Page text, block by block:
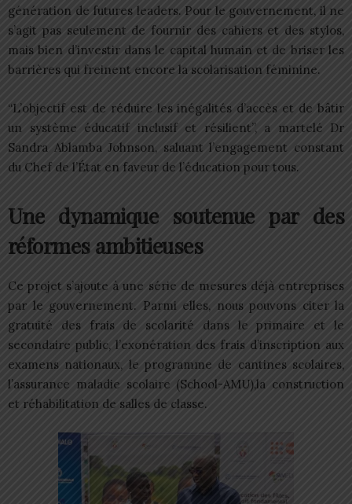
génération de futures leaders. Pour le gouvernement, il ne
s’agit pas seulement de fournir des cahiers et des stylos,
mais bien d’investir dans le capital humain et de briser les
barrières qui freinent encore la scolarisation féminine.
“L’objectif est de réduire les inégalités d’accès et de bâtir
un système éducatif inclusif et résilient”, a martelé Dr
Sandra Ablamba Johnson, saluant l’engagement constant
du Chef de l’État en faveur de l’éducation pour tous.
Une dynamique soutenue par des
réformes ambitieuses
Ce projet s’ajoute à une série de mesures déjà entreprises
par le gouvernement. Parmi elles, nous pouvons citer la
gratuité des frais de scolarité dans le primaire et le
secondaire public, l’exonération des frais d’inscription aux
examens nationaux, le programme de cantines scolaires,
l’assurance maladie scolaire (School-AMU),la construction
et réhabilitation de salles de classe.